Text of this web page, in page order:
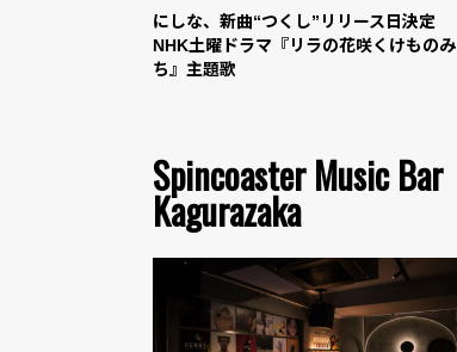
にしな、新曲“つくし”リリース日決定
NHK土曜ドラマ『リラの花咲くけものみ
ち』主題歌
Spincoaster Music Bar
Kagurazaka